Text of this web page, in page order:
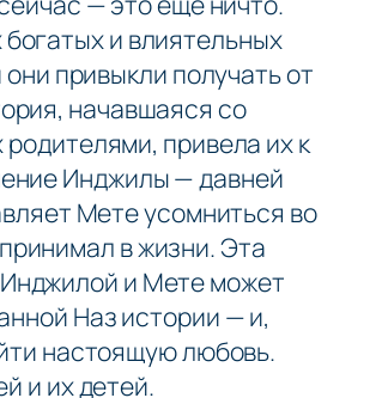
и влиятельных
привыкли получать от
начавшаяся со
привела их к
Инджилы — давней
Мете усомниться во
в жизни. Эта
и Мете может
Наз истории — и,
настоящую любовь.
и их детей.